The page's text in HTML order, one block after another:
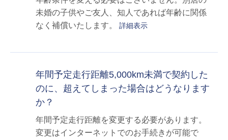
未婚の子供やご友人、知人であれば年齢に関係
なく補償いたします。 詳細表示
年間予定走行距離5,000km未満で契約した
のに、超えてしまった場合はどうなります
か？
年間予定走行距離を変更する必要があります。
変更はインターネットでのお手続きが可能で